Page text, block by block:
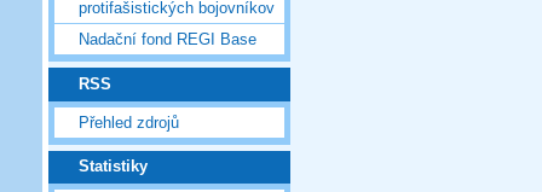
protifašistických bojovníkov
Nadační fond REGI Base
RSS
Přehled zdrojů
Statistiky